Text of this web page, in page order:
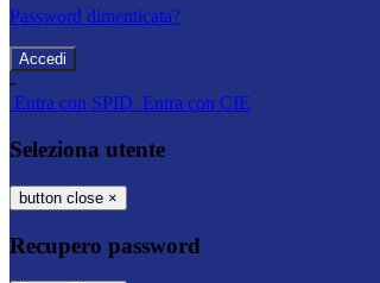
Password dimenticata?
-
Entra con SPID Entra con CIE
Seleziona utente
button close ×
Recupero password